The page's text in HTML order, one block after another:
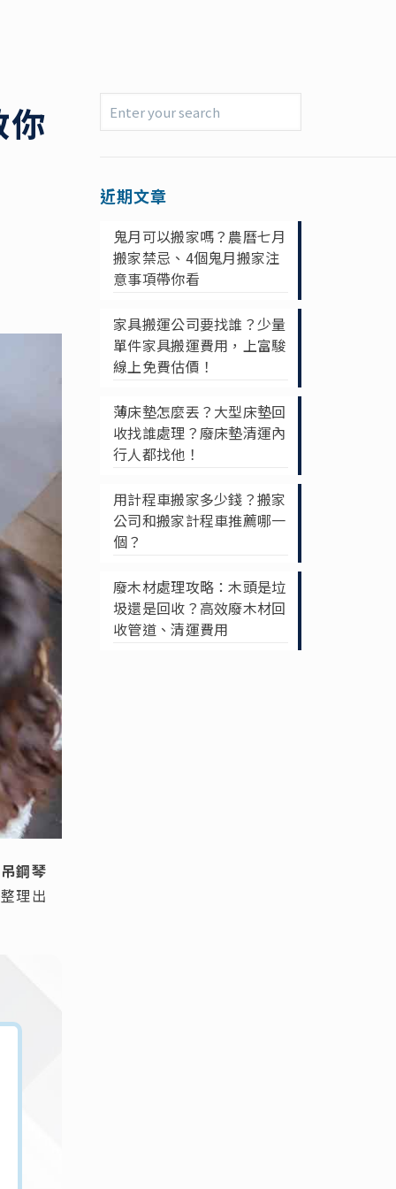
你
吊鋼琴
理出
近期文章
鬼月可以搬家嗎？農曆七月
搬家禁忌、4個鬼月搬家注
意事項帶你看
家具搬運公司要找誰？少量
單件家具搬運費用，上富駿
線上免費估價！
薄床墊怎麼丟？大型床墊回
收找誰處理？廢床墊清運內
行人都找他！
用計程車搬家多少錢？搬家
公司和搬家計程車推薦哪一
個？
廢木材處理攻略：木頭是垃
圾還是回收？高效廢木材回
收管道、清運費用